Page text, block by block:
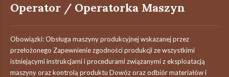
Operator / Operatorka Maszyn
Obowiązki: Obsługa maszyny produkcyjnej wskazanej przez
przełożonego Zapewnienie zgodności produkcji ze wszystkimi
istniejącymi instrukcjami i procedurami związanymi z eksploatacją
maszyny oraz kontrolą produktu Dowóz oraz odbiór materiałów i